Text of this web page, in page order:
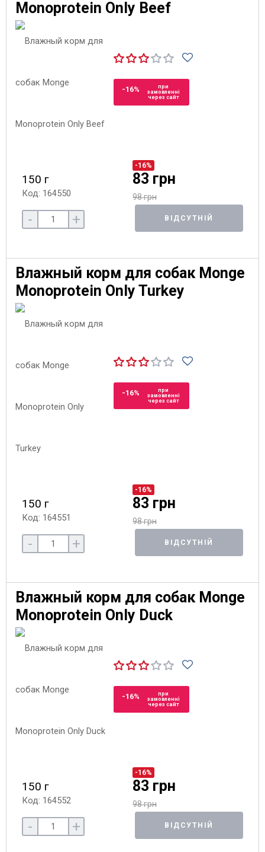
Monoprotein Only Beef
-16%
при
замовленні
через сайт
150 г
Код: 164550
-16%
83 грн
98 грн
- + ВІДСУТНІЙ
Влажный корм для собак Monge
Monoprotein Only Turkey
-16%
при
замовленні
через сайт
150 г
Код: 164551
-16%
83 грн
98 грн
- + ВІДСУТНІЙ
Влажный корм для собак Monge
Monoprotein Only Duck
-16%
при
замовленні
через сайт
150 г
Код: 164552
-16%
83 грн
98 грн
- + ВІДСУТНІЙ